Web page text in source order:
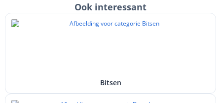
Ook interessant
Bitsen